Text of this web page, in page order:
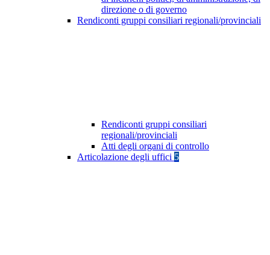
direzione o di governo
Rendiconti gruppi consiliari regionali/provinciali
Rendiconti gruppi consiliari
regionali/provinciali
Atti degli organi di controllo
Articolazione degli uffici 5